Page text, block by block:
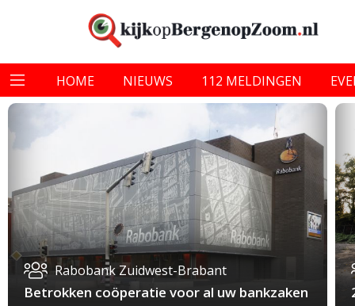
HOME NIEUWS 112 MELDINGEN
Rabobank Zuidwest-Brabant
Betrokken coöperatie voor al uw bankzaken